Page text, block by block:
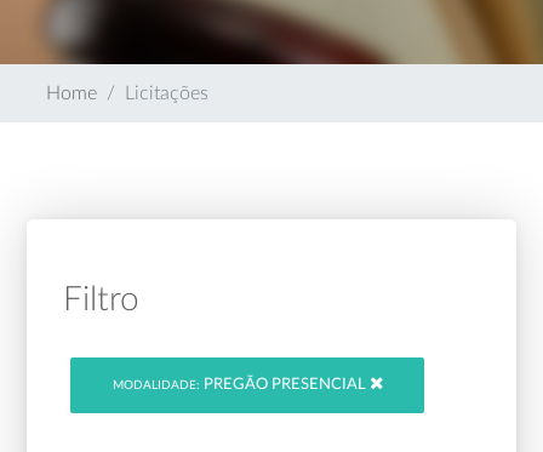
Home Licitações
Filtro
MODALIDADE: PREGÃO PRESENCIAL